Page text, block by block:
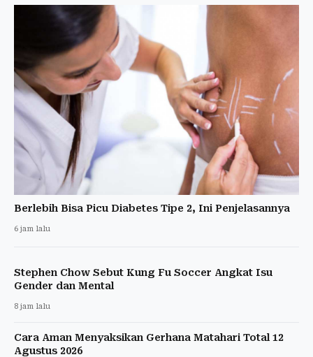
Berlebih Bisa Picu Diabetes Tipe 2, Ini Penjelasannya
6 jam lalu
Stephen Chow Sebut Kung Fu Soccer Angkat Isu
Gender dan Mental
8 jam lalu
Cara Aman Menyaksikan Gerhana Matahari Total 12
Agustus 2026